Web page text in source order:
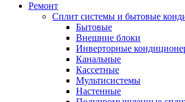
Ремонт
Сплит системы и бытовые
Бытовые
Внешние блоки
Инверторные
Канальные
Кассетные
Мультисистемы
Настенные